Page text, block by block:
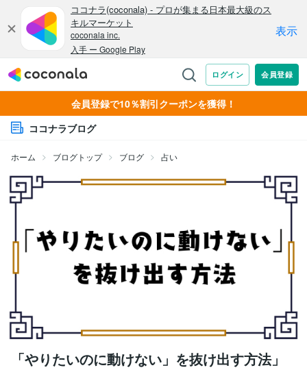
会員登録で10％割引クーポンを獲得！
ココナラブログ
ホーム ブログトップ ブログ 占い
「やりたいのに動けない」を抜け出す方法」